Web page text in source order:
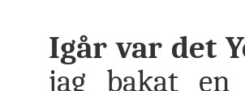
Igår var det
jag bakat en